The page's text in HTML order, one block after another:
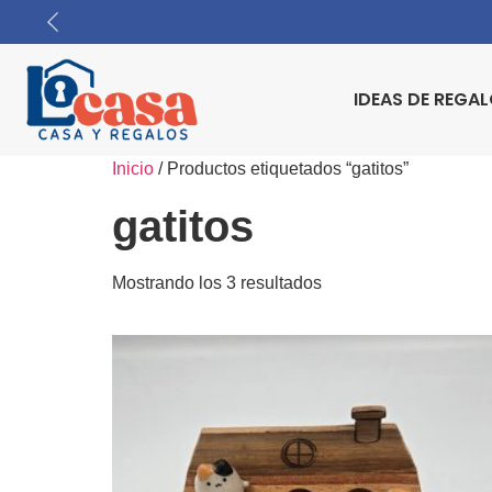
IDEAS DE
Inicio / Productos etiquetados “gatitos”
gatitos
Mostrando los 3 resultados